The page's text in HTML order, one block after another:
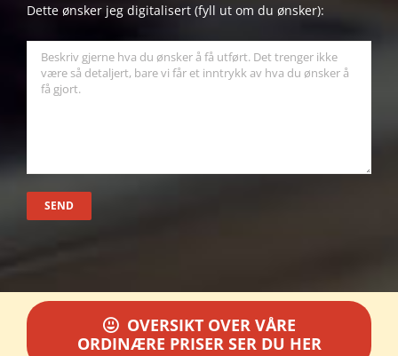
Dette ønsker jeg digitalisert (fyll ut om du ønsker):
OVERSIKT OVER VÅRE
ORDINÆRE PRISER SER DU HER